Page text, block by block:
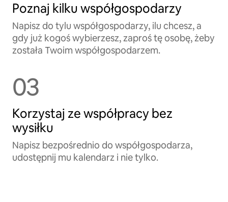
Poznaj kilku współgospodarzy
Napisz do tylu współgospodarzy, ilu chcesz, a
gdy już kogoś wybierzesz, zaproś tę osobę, żeby
została Twoim współgospodarzem.
03
Korzystaj ze współpracy bez
wysiłku
Napisz bezpośrednio do współgospodarza,
udostępnij mu kalendarz i nie tylko.